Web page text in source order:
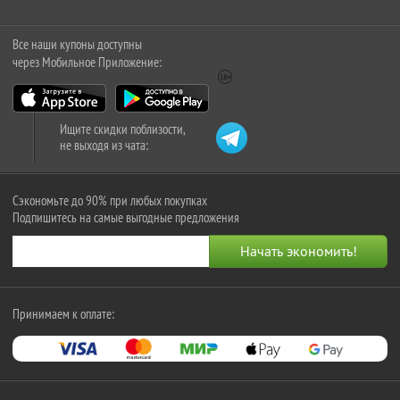
Все наши купоны доступны
через Мобильное Приложение:
Ищите скидки поблизости,
не выходя из чата:
Сэкономьте до 90% при любых покупках
Подпишитесь на самые выгодные предложения
Принимаем к оплате: